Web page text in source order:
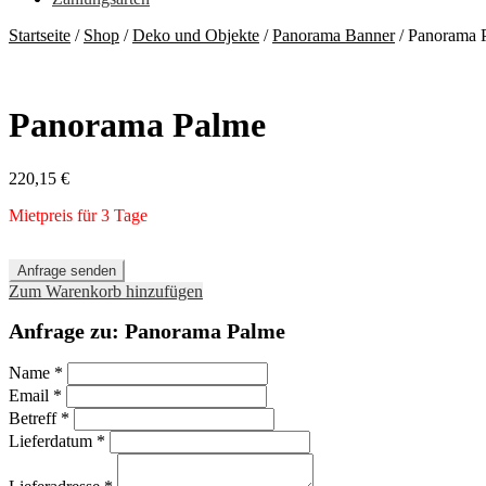
Startseite / Shop /Deko und Objekte /Panorama Banner/Panorama
Panorama Palme
220,15 €
Mietpreis für 3 Tage
Anfrage senden
Zum Warenkorb hinzufügen
Anfrage zu: Panorama Palme
Name *
Email *
Betreff *
Lieferdatum *